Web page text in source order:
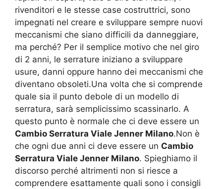
rivenditori e le stesse case costruttrici, sono
impegnati nel creare e sviluppare sempre nuovi
meccanismi che siano difficili da danneggiare,
ma perché? Per il semplice motivo che nel giro
di 2 anni, le serrature iniziano a sviluppare
usure, danni oppure hanno dei meccanismi che
diventano obsoleti.Una volta che si comprende
quale sia il punto debole di un modello di
serratura, sarà semplicissimo scassinarlo. A
questo punto è normale che ci deve essere un
Cambio Serratura Viale Jenner Milano.Non è
che ogni due anni ci deve essere un Cambio
Serratura Viale Jenner Milano. Spieghiamo il
discorso perché altrimenti non si riesce a
comprendere esattamente quali sono i consigli